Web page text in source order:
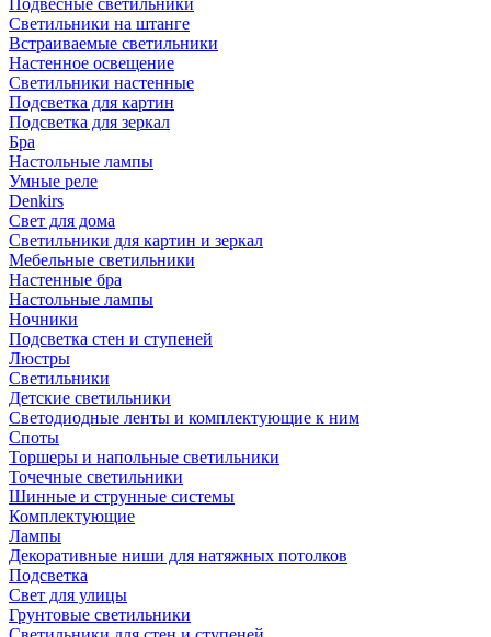
Подвесные светильники
Светильники на штанге
Встраиваемые светильники
Настенное освещение
Светильники настенные
Подсветка для картин
Подсветка для зеркал
Бра
Настольные лампы
Умные реле
Denkirs
Свет для дома
Светильники для картин и зеркал
Мебельные светильники
Настенные бра
Настольные лампы
Ночники
Подсветка стен и ступеней
Люстры
Светильники
Детские светильники
Светодиодные ленты и комплектующие к ним
Споты
Торшеры и напольные светильники
Точечные светильники
Шинные и струнные системы
Комплектующие
Лампы
Декоративные ниши для натяжных потолков
Подсветка
Свет для улицы
Грунтовые светильники